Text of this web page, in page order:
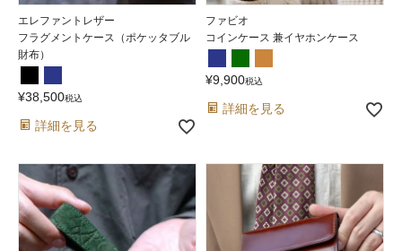
エレファントレザー
フラグメントケース（ポケッタブル
財布）
¥38,500税込
詳細を見る
ファビオ
コインケース 兼イヤホンケース
¥9,900税込
詳細を見る